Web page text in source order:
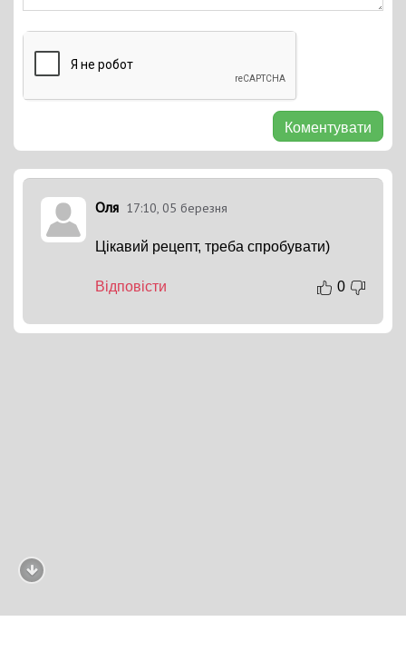
Коментувати
Оля 17:10, 05 березня
Цікавий рецепт, треба спробувати)
Відповісти 0